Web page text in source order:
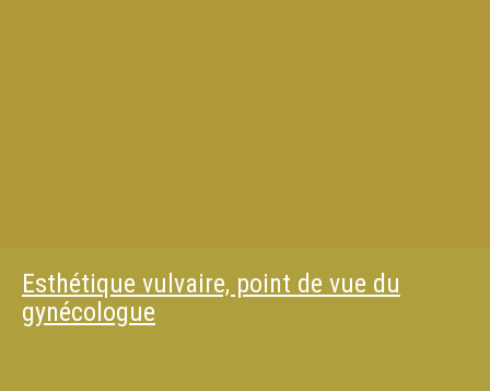
Esthétique vulvaire, point de vue du
gynécologue